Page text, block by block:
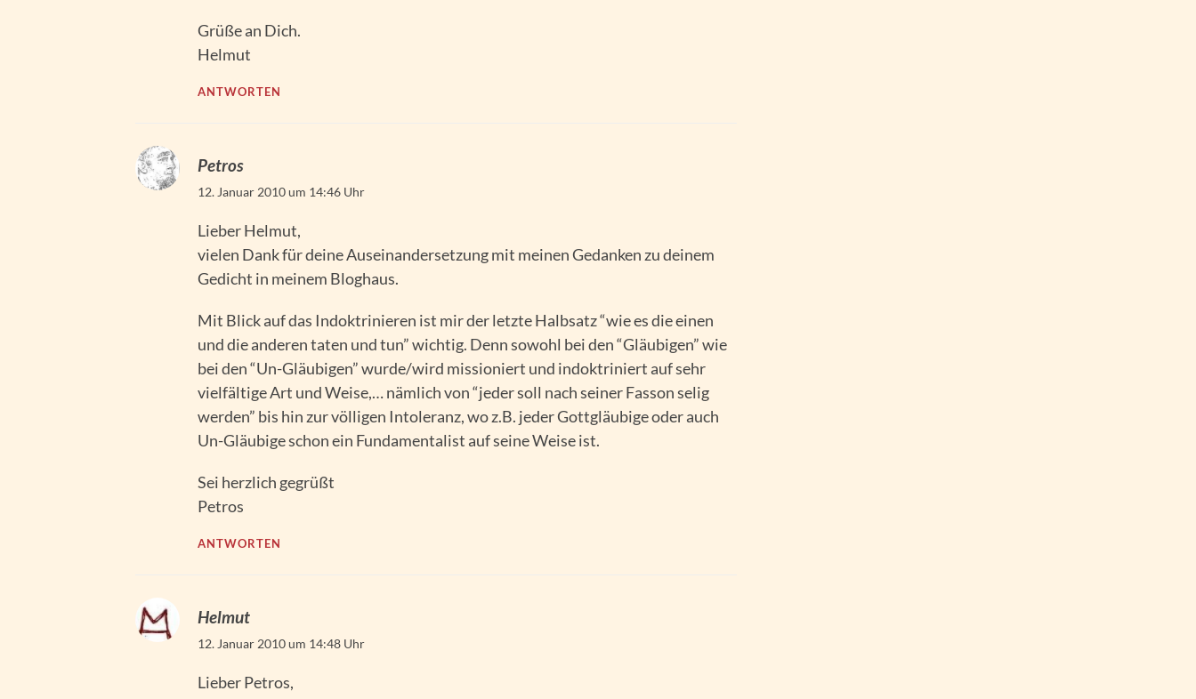
Grüße an Dich.
Helmut
ANTWORTEN
Petros
12. Januar 2010 um 14:46 Uhr
Lieber Helmut,
vielen Dank für deine Auseinandersetzung mit meinen Gedanken zu deinem
Gedicht in meinem Bloghaus.
Mit Blick auf das Indoktrinieren ist mir der letzte Halbsatz “wie es die einen
und die anderen taten und tun” wichtig. Denn sowohl bei den “Gläubigen” wie
bei den “Un-Gläubigen” wurde/wird missioniert und indoktriniert auf sehr
vielfältige Art und Weise,… nämlich von “jeder soll nach seiner Fasson selig
werden” bis hin zur völligen Intoleranz, wo z.B. jeder Gottgläubige oder auch
Un-Gläubige schon ein Fundamentalist auf seine Weise ist.
Sei herzlich gegrüßt
Petros
ANTWORTEN
Helmut
12. Januar 2010 um 14:48 Uhr
Lieber Petros,